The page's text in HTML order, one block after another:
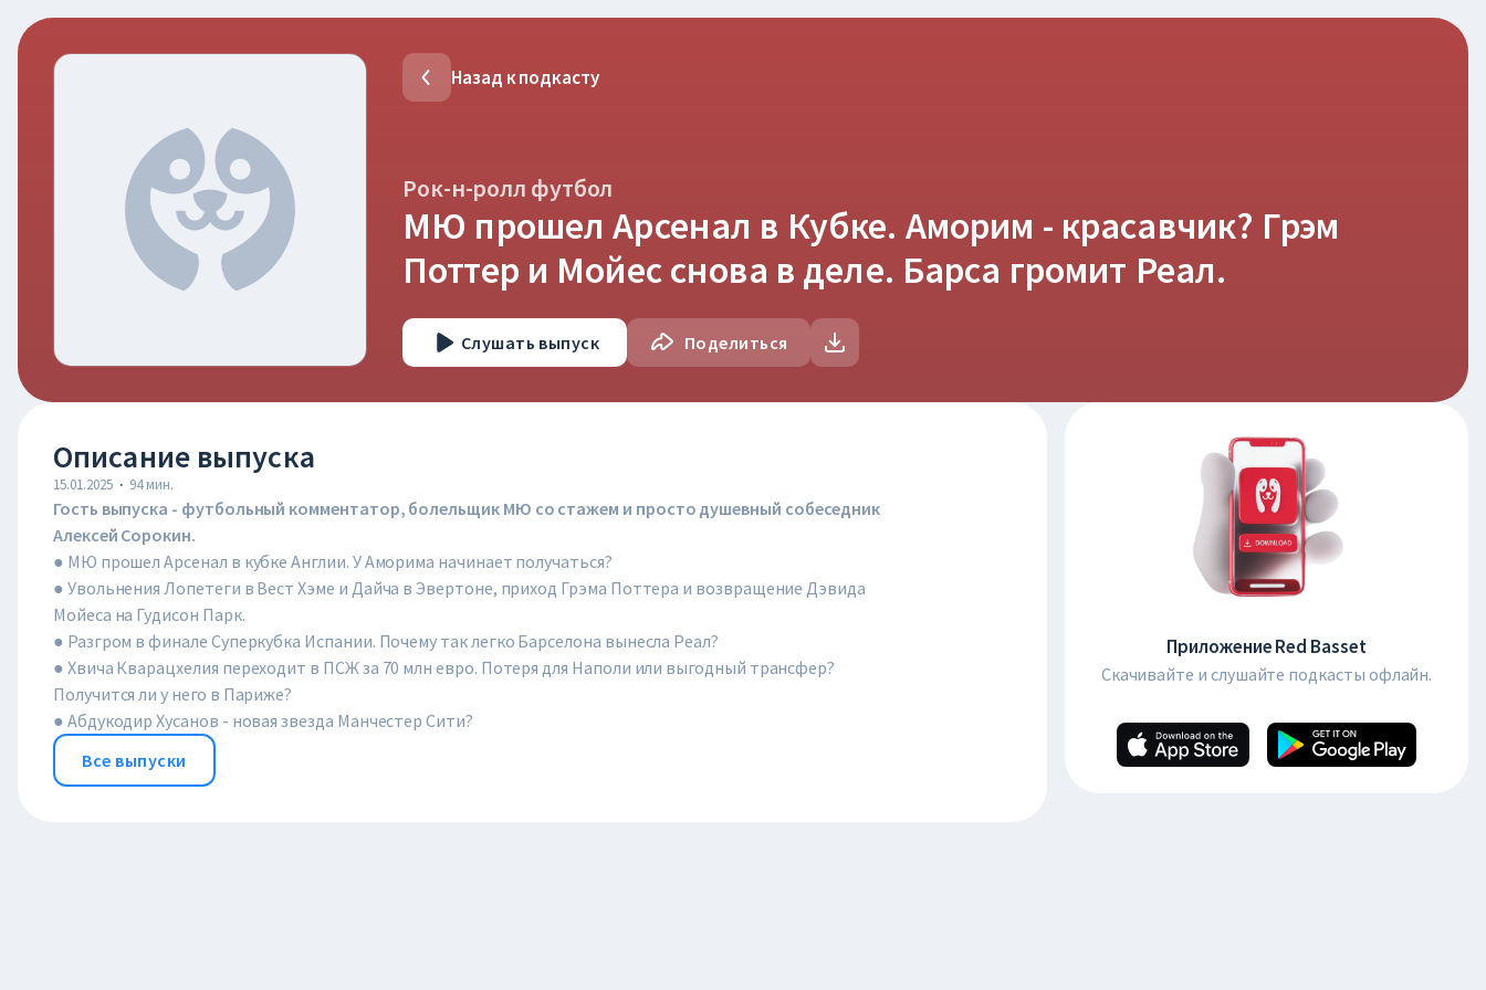
Назад к подкасту
Рок-н-ролл футбол
МЮ прошел Арсенал в Кубке. Аморим - красавчик? Грэм
Поттер и Мойес снова в деле. Барса громит Реал.
Слушать выпуск Поделиться
Описание выпуска
15.01.2025 · 94 мин.
Гость выпуска - футбольный комментатор, болельщик МЮ со стажем и просто душевный собеседник
Алексей Сорокин.
● МЮ прошел Арсенал в кубке Англии. У Аморима начинает получаться?
● Увольнения Лопетеги в Вест Хэме и Дайча в Эвертоне, приход Грэма Поттера и возвращение Дэвида
Мойеса на Гудисон Парк.
● Разгром в финале Суперкубка Испании. Почему так легко Барселона вынесла Реал?
● Хвича Кварацхелия переходит в ПСЖ за 70 млн евро. Потеря для Наполи или выгодный трансфер?
Получится ли у него в Париже?
● Абдукодир Хусанов - новая звезда Манчестер Сити?
Все выпуски
Приложение Red Basset
Скачивайте и слушайте подкасты офлайн.